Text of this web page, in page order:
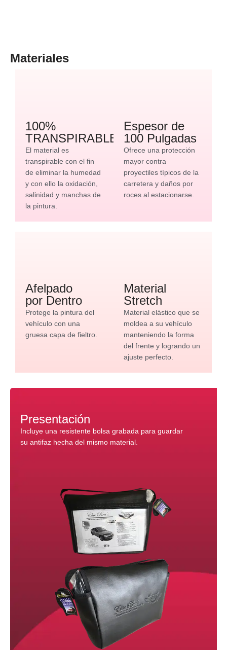
Materiales
100%
TRANSPIRABLE
El material es
transpirable con el fin
de eliminar la humedad
y con ello la oxidación,
salinidad y manchas de
la pintura.
Espesor de
100 Pulgadas
Ofrece una protección
mayor contra
proyectiles típicos de la
carretera y daños por
roces al estacionarse.
Afelpado
por Dentro
Protege la pintura del
vehículo con una
gruesa capa de fieltro.
Material
Stretch
Material elástico que se
moldea a su vehículo
manteniendo la forma
del frente y logrando un
ajuste perfecto.
Presentación
Incluye una resistente bolsa grabada para guardar
su antifaz hecha del mismo material.